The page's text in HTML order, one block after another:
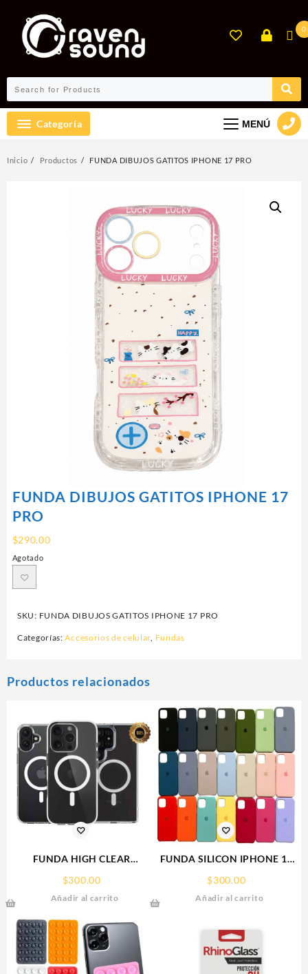
contenido
0
Categoría MENÚ
Inicio Productos FUNDA DIBUJOS GATITOS IPHONE 17 PRO
FUNDA DIBUJOS GATITOS IPHONE 17
PRO
$290.00
Agotado
SKU: FUNDA DIBUJOS GATITOS IPHONE 17 PRO
Categorías:Accesorios de celular Fundas
Productos relacionados
FUNDA HIGH CLEAR
$300.00
Añadir al carrito
FUNDA SILICON IPHONE 13
$300.00
Añadir al carrito